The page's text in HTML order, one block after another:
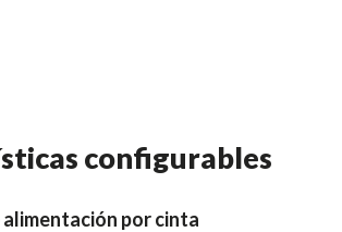
configurables
alimentación por cinta